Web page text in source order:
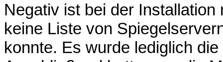
Negativ ist bei der
keine Liste von
konnte. Es wurde lediglich